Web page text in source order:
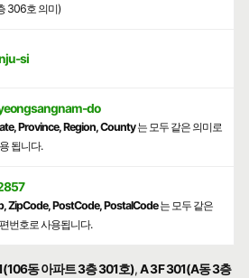
306호 의미)
si
do
Province, Region, County는 모두 같은 의미로
됩니다.
ZipCode, PostCode, PostalCode는 모두 같은
번호로 사용됩니다.
동 아파트 3층 301호),A 3F 301(A동 3층